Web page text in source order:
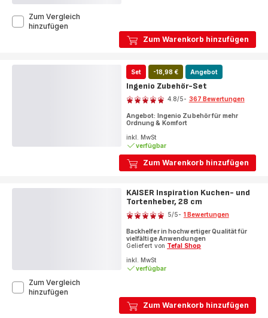
Zum Warenkorb hinzufügen
Zum Vergleich
hinzufügen
Zum Warenkorb hinzufügen
Set -18,98 € Angebot
Ingenio Zubehör-Set
Bewertung
4.8/5- 367 Bewertungen
Angebot: Ingenio Zubehör für mehr
Ordnung & Komfort
inkl. MwSt
verfügbar
Zum Warenkorb hinzufügen
KAISER Inspiration Kuchen- und
Tortenheber, 28 cm
Bewertung
mit
5
Sternen
(Durchschnitt)
5/5- 1 Bewertungen
Backhelfer in hochwertiger Qualität für
vielfältige Anwendungen
Geliefert von Tefal Shop
inkl. MwSt
verfügbar
Zum Vergleich
hinzufügen